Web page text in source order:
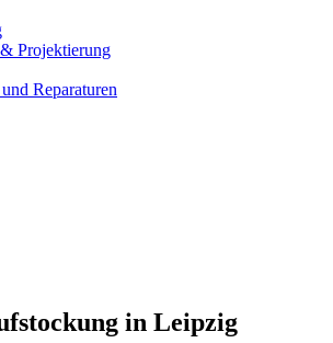
Projektierung
Reparaturen
in Leipzig